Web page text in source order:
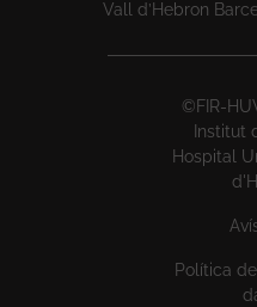
Vall d’Hebron
©FIR-
Institut
Hospital
Política